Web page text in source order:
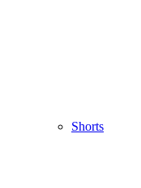
Shorts